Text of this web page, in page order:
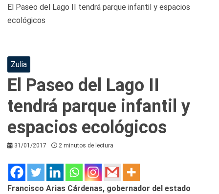
El Paseo del Lago II tendrá parque infantil y espacios
ecológicos
Zulia
El Paseo del Lago II
tendrá parque infantil y
espacios ecológicos
31/01/2017 2 minutos de lectura
Francisco Arias Cárdenas, gobernador del estado